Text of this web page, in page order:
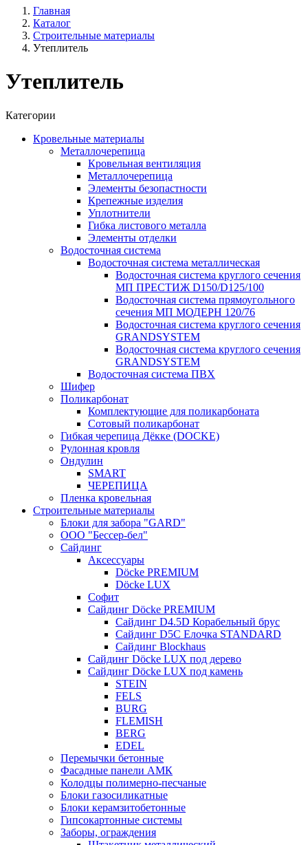
Главная
Каталог
Строительные материалы
Утеплитель
Утеплитель
Категории
Кровельные материалы
Металлочерепица
Кровельная вентиляция
Металлочерепица
Элементы безопастности
Крепежные изделия
Уплотнители
Гибка листового металла
Элементы отделки
Водосточная система
Водосточная система металлическая
Водосточная система круглого сечения
МП ПРЕСТИЖ D150/D125/100
Водосточная система прямоугольного
сечения МП МОДЕРН 120/76
Водосточная система круглого сечения
GRANDSYSTEM
Водосточная система круглого сечения
GRANDSYSTEM
Водосточная система ПВХ
Шифер
Поликарбонат
Комплектующие для поликарбоната
Сотовый поликарбонат
Гибкая черепица Дёкке (DOCKE)
Рулонная кровля
Ондулин
SMART
ЧЕРЕПИЦА
Пленка кровельная
Строительные материалы
Блоки для забора "GARD"
ООО "Бессер-бел"
Сайдинг
Аксессуары
Döcke PREMIUM
Döcke LUX
Софит
Сайдинг Döcke PREMIUM
Сайдинг D4.5D Корабельный брус
Сайдинг D5С Елочка STANDARD
Сайдинг Blockhaus
Сайдинг Döcke LUX под дерево
Сайдинг Döcke LUX под камень
STEIN
FELS
BURG
FLEMISH
BERG
EDEL
Перемычки бетонные
Фасадные панели АМК
Колодцы полимерно-песчаные
Блоки газосиликатные
Блоки керамзитобетонные
Гипсокартонные системы
Заборы, ограждения